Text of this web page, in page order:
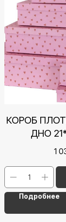
КОРОБ
ДНО
1
Подробнее